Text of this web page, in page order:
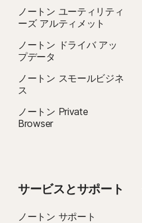
ノートン ユーティリティ
ーズ アルティメット
ノートン ドライバ アッ
プデータ
ノートン スモールビジネ
ス
ノートン Private
Browser
サービスとサポート
ノートン サポート